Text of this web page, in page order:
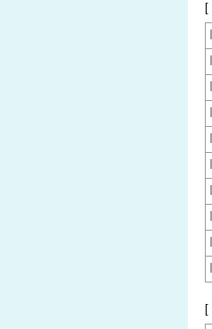
[
[